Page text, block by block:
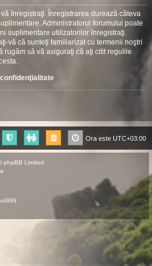
înregistraţi. Înregistrarea durează câteva
Administratorul forumului poate
suplimentare utilizatorilor înregistraţi.
vă că sunteţi familiarizat cu termenii noştri
rugăm să vă asiguraţi că aţi citit regulile
Ora este UTC+03:00
phpBB Limited